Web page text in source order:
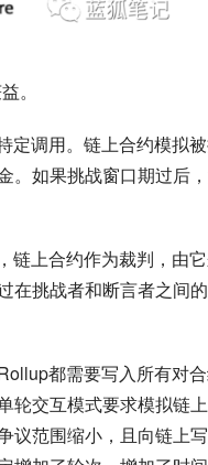
。
定调用。链上合约模拟
。如果挑战窗口期过后
链上合约作为裁判，由
在挑战者和断言者之间
都需要写入所有对
轮交互模式要求模拟链
议范围缩小，且向链上